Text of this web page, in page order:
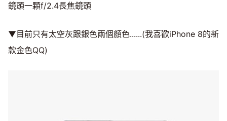
鏡頭一顆f/2.4長焦鏡頭
▼目前只有太空灰跟銀色兩個顏色......(我喜歡iPhone 8的新
款金色QQ)